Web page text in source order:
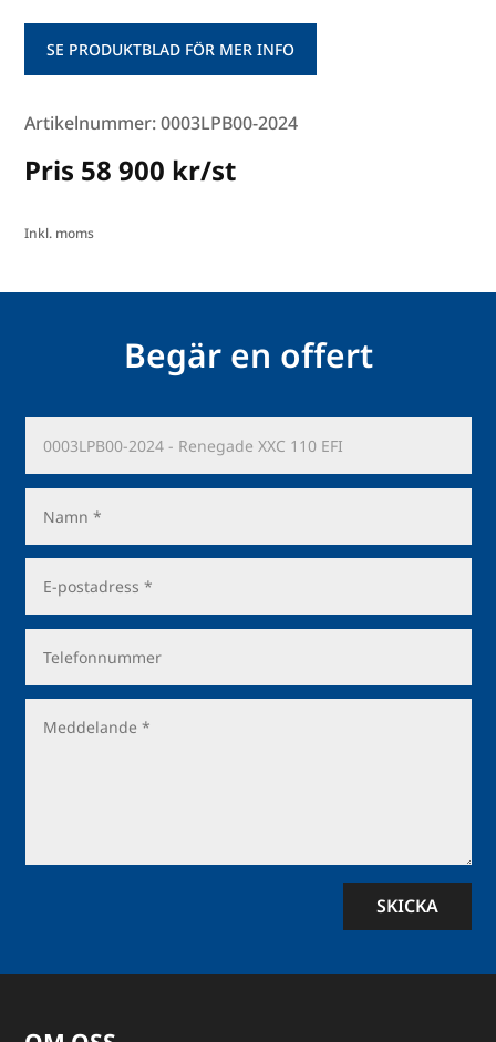
SE PRODUKTBLAD FÖR MER INFO
Artikelnummer: 0003LPB00-2024
Pris 58 900 kr/st
Inkl. moms
Begär en offert
SKICKA